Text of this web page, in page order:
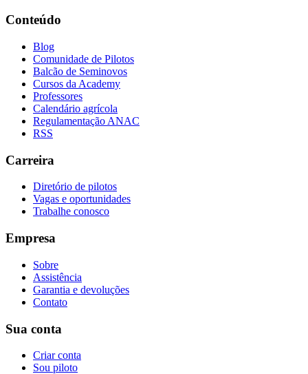
Conteúdo
Blog
Comunidade de Pilotos
Balcão de Seminovos
Cursos da Academy
Professores
Calendário agrícola
Regulamentação ANAC
RSS
Carreira
Diretório de pilotos
Vagas e oportunidades
Trabalhe conosco
Empresa
Sobre
Assistência
Garantia e devoluções
Contato
Sua conta
Criar conta
Sou piloto